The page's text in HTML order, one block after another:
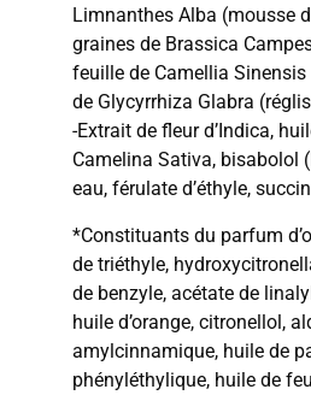
Limnanthes Alba (mousse
graines de Brassica
feuille de Camellia
de Glycyrrhiza Glabra
-Extrait de fleur d’Indica,
Camelina Sativa, bisabolol
eau, férulate d’éthyle,
*Constituants du parfum
de triéthyle,
de benzyle, acétate de
huile d’orange, citronellol,
amylcinnamique, huile de
phényléthylique, huile de